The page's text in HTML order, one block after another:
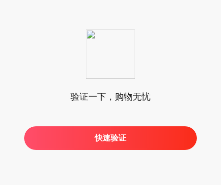
验证一下，购物无忧
快速验证